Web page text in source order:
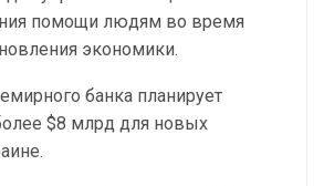
помощи людям во время
экономики.
банка планирует
$8 млрд для новых